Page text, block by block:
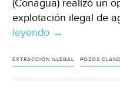
(Conagua) realizó un
explotación ilegal de
leyendo México
Clausuran
→
EXTRACCIÓN ILLEGAL POZOS